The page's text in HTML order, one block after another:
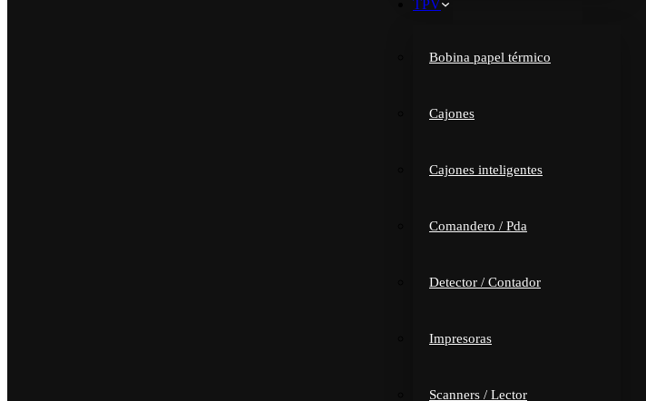
TPV
Bobina papel térmico
Cajones
Cajones inteligentes
Comandero / Pda
Detector / Contador
Impresoras
Scanners / Lector